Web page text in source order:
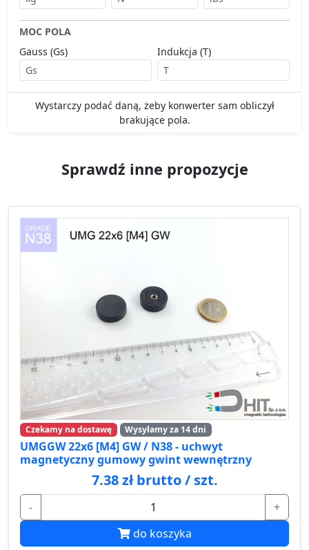
MOC POLA
Gauss (Gs)
Indukcja (T)
Wystarczy podać daną, żeby konwerter sam obliczył
brakujące pola.
Sprawdź inne propozycje
Czekamy na dostawę Wysyłamy za 14 dni
UMGGW 22x6 [M4] GW / N38 - uchwyt
magnetyczny gumowy gwint wewnętrzny
7.38 zł brutto / szt.
-
+
do koszyka